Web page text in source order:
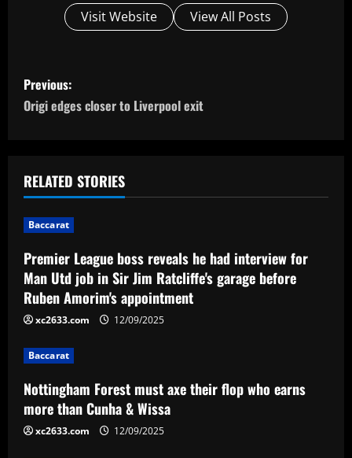
Visit Website View All Posts
P
o
t
n
a
v
i
g
a
t
i
Previous:
Origi edges closer to Liverpool exit
RELATED STORIES
Baccarat
Premier League boss reveals he had interview for
Man Utd job in Sir Jim Ratcliffe's garage before
Ruben Amorim's appointment
xc2633.com 12/09/2025
Baccarat
Nottingham Forest must axe their flop who earns
more than Cunha & Wissa
xc2633.com 12/09/2025